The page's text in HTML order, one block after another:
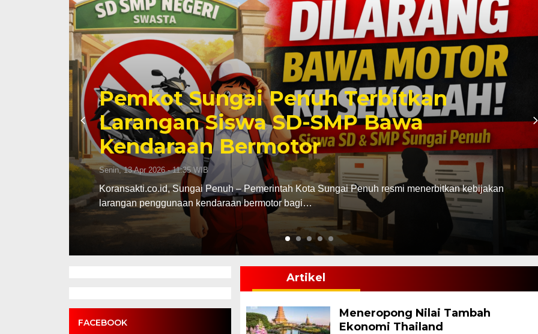
Komisi DPRD Kota Sungai Penuh Mulai
Pembahasan LKPJ Tahun Anggaran
2025
Kamis, 9 Apr 2026 - 12:46 WIB
Koransakti.co.id, Sungai Penuh – Komisi-komisi DPRD Kota Sungai Penuh mulai melaksanakan
pembahasan Laporan Keterangan Pertanggungjawaban (LKPJ)…
FACEBOOK
Artikel
Meneropong Nilai Tambah
Ekonomi Thailand